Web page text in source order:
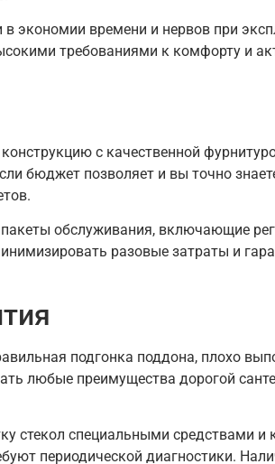
экономии времени и нервов при
требованиями к комфорту и
с качественной
бюджет позволяет и вы точно
обслуживания, включающие
разовые затраты и
подгонка поддона, плохо
любые преимущества дорогой
стекол специальными средствами
периодической диагностики.